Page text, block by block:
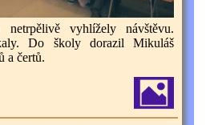
vyhlížely návštěvu.
Do školy dorazil Mikuláš
a čertů.